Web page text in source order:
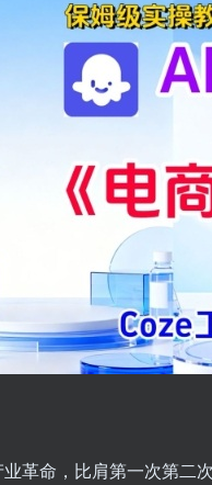
革命，比肩第一次第二